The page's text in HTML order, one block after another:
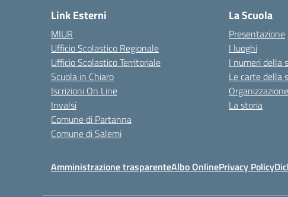
Link Esterni
MIUR
Ufficio Scolastico Regionale
Ufficio Scolastico Territoriale
Scuola in Chiaro
Iscrizioni On Line
Invalsi
Comune di Partanna
Comune di Salemi
La Scuola
Presentazione
I luoghi
I numeri della
Le carte della
Organizzazione
La storia
Amministrazione trasparenteAlbo OnlinePrivacy Policy